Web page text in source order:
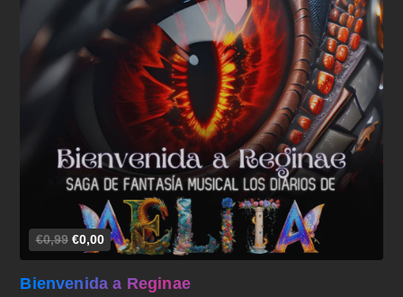
€0,99 €0,00
Añadir al carrito
Bienvenida a Reginae